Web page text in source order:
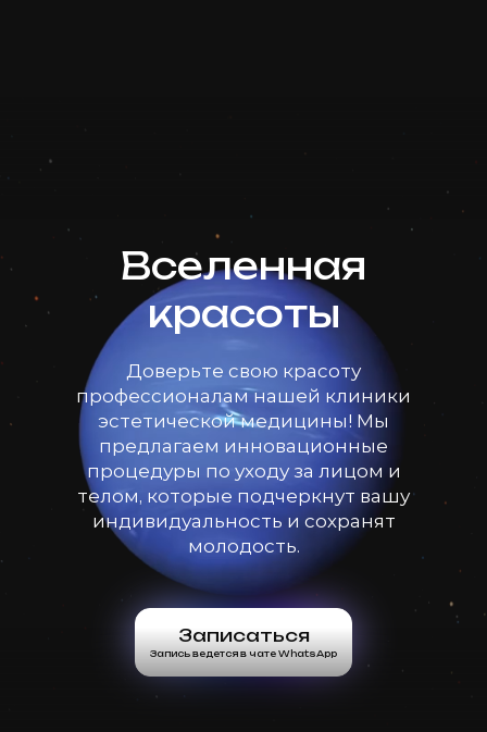
Вселенная
красоты
Доверьте свою красоту
профессионалам нашей клиники
эстетической медицины! Мы
предлагаем инновационные
процедуры по уходу за лицом и
телом, которые подчеркнут вашу
индивидуальность и сохранят
молодость.
Записаться
Запись ведется в чате WhatsApp